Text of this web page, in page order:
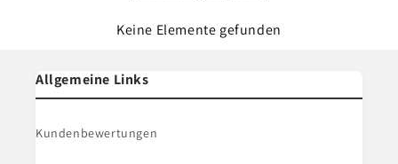
Keine Elemente gefunden
Allgemeine Links
Kundenbewertungen